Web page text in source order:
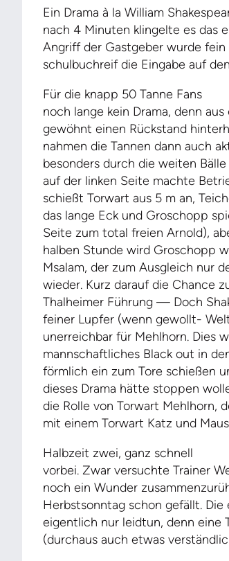
Ein Drama à la William
nach 4 Minuten klingelte es das
Angriff der Gastgeber wurde
schulbuchreif die Eingabe auf
Für die knapp 50 Tanne Fans
noch lange kein Drama, denn
gewöhnt einen Rückstand
nahmen die Tannen dann auch
besonders durch die weiten
auf der linken Seite machte
schießt Torwart aus 5 m an,
das lange Eck und Groschopp
Seite zum total freien Arnold),
halben Stunde wird Groschopp
Msalam, der zum Ausgleich nur
wieder. Kurz darauf die Chance
Thalheimer Führung — Doch
feiner Lupfer (wenn gewollt-
unerreichbar für Mehlhorn. Dies
mannschaftliches Black out in
förmlich ein zum Tore schießen
dieses Drama hätte stoppen
die Rolle von Torwart Mehlhorn,
mit einem Torwart Katz und
Halbzeit zwei, ganz schnell
vorbei. Zwar versuchte Trainer
noch ein Wunder
Herbstsonntag schon gefällt.
eigentlich nur leidtun, denn eine
(durchaus auch etwas